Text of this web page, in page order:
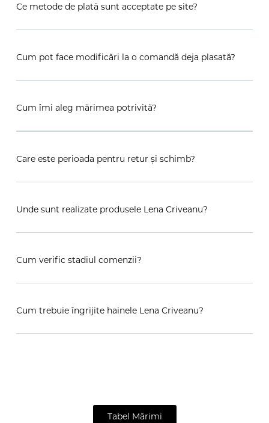
Ce metode de plată sunt acceptate pe site?
Cum pot face modificări la o comandă deja plasată?
Cum îmi aleg mărimea potrivită?
Care este perioada pentru retur și schimb?
Unde sunt realizate produsele Lena Criveanu?
Cum verific stadiul comenzii?
Cum trebuie îngrijite hainele Lena Criveanu?
Tabel Mărimi